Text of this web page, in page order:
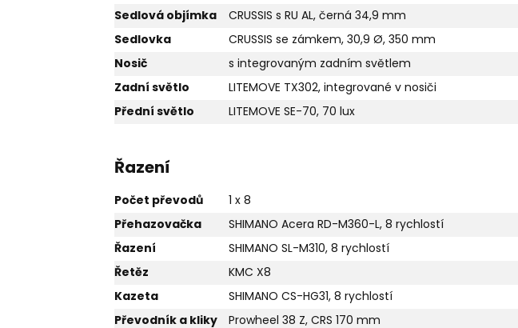
Sedlová objímka
CRUSSIS s RU AL, černá 34,9 mm
Sedlovka
CRUSSIS se zámkem, 30,9 Ø, 350 mm
Nosič
s integrovaným zadním světlem
Zadní světlo
LITEMOVE TX302, integrované v nosiči
Přední světlo
LITEMOVE SE-70, 70 lux
Řazení
Počet převodů
1 x 8
Přehazovačka
SHIMANO Acera RD-M360-L, 8 rychlostí
Řazení
SHIMANO SL-M310, 8 rychlostí
Řetěz
KMC X8
Kazeta
SHIMANO CS-HG31, 8 rychlostí
Převodník a kliky
Prowheel 38 Z, CRS 170 mm